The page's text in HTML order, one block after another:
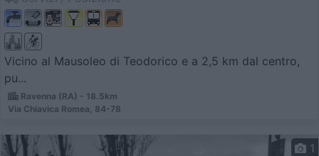
Vicino al Mausoleo di Teodorico e a 2,5 km dal centro,
pu...
Ravenna (RA) - 18.5km
Via Chiavica Romea, 84-78
1